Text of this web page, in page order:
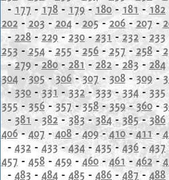
- 177 - 178 - 179- 180 - 181 - 182
202- 203 - 204- 205 - 206- 207 -
- 228- 229 - 230 - 231 - 232 - 233
253 -254- 255 - 256- 257 - 258-
-279 -280- 281 - 282- 283- 284
304-305-306-307 - 308- 309-
-330 - 331 -332- 333-334 - 335
355- 356- 357- 358-359-360-
- 381 - 382-383-384- 385-386
406- 407 -408-409-410- 411-
- 432 - 433-434- 435- 436-437
457 - 458- 459- 460-461 - 462-
- 483 - 484 - 485 - 486 - 487- 488